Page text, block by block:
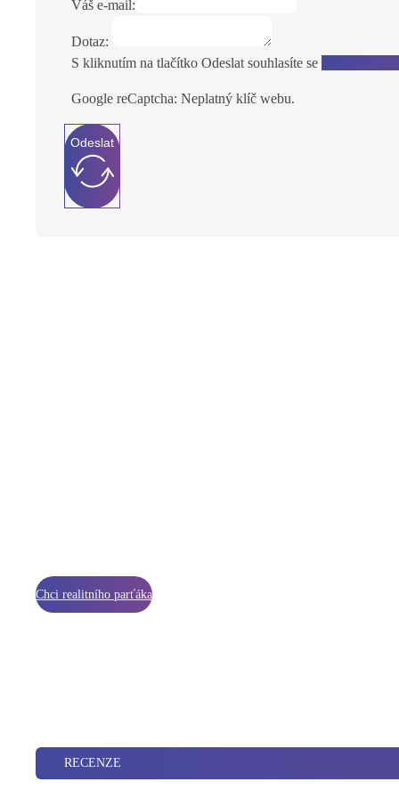
Váš e-mail:
Dotaz:
S kliknutím na tlačítko Odeslat souhlasíte se
Google reCaptcha: Neplatný klíč webu.
Odeslat
Chci realitního parťáka
RECENZE